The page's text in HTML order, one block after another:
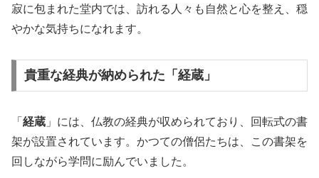
寂に包まれた堂内では、訪れる人々も自然と心を整え、穏
やかな気持ちになれます。
貴重な経典が納められた「経蔵」
「 経蔵 」には、仏教の経典が収められており、回転式の書
架が設置されています。かつての僧侶たちは、この書架を
回しながら学問に励んでいました。